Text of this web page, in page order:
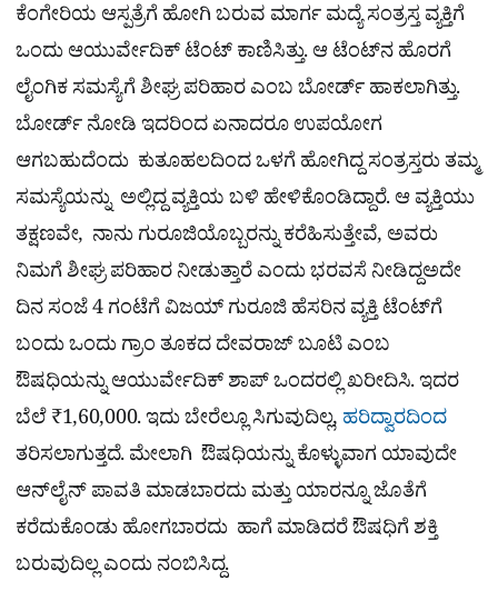
ಕೆಂಗೇರಿಯ ಆಸ್ಪತ್ರೆಗೆ ಹೋಗಿ ಬರುವ ಮಾರ್ಗ ಮದ್ಯೆ ಸಂತ್ರಸ್ತ ವ್ಯಕ್ತಿಗೆ
ಒಂದು ಆಯುರ್ವೇದಿಕ್​ ಟೆಂಟ್​ ಕಾಣಿಸಿತ್ತು. ಆ ಟೆಂಟ್‌ನ ಹೊರಗೆ
ಲೈಂಗಿಕ ಸಮಸ್ಯೆಗೆ ಶೀಘ್ರ ಪರಿಹಾರ ಎಂಬ ಬೋರ್ಡ್ ಹಾಕಲಾಗಿತ್ತು.
ಬೋರ್ಡ್ ನೋಡಿ ಇದರಿಂದ ಏನಾದರೂ ಉಪಯೋಗ
ಆಗಬಹುದೆಂದು ಕುತೂಹಲದಿಂದ ಒಳಗೆ ಹೋಗಿದ್ದ ಸಂತ್ರಸ್ತರು ತಮ್ಮ
ಸಮಸ್ಯೆಯನ್ನು ಅಲ್ಲಿದ್ದ ವ್ಯಕ್ತಿಯ ಬಳಿ ಹೇಳಿಕೊಂಡಿದ್ದಾರೆ. ಆ ವ್ಯಕ್ತಿಯು
ತಕ್ಷಣವೇ, ನಾನು ಗುರೂಜಿಯೊಬ್ಬರನ್ನು ಕರೆಹಿಸುತ್ತೇವೆ, ಅವರು
ನಿಮಗೆ ಶೀಘ್ರ ಪರಿಹಾರ ನೀಡುತ್ತಾರೆ ಎಂದು ಭರವಸೆ ನೀಡಿದ್ದಅದೇ
ದಿನ ಸಂಜೆ 4 ಗಂಟೆಗೆ ವಿಜಯ್ ಗುರೂಜಿ ಹೆಸರಿನ ವ್ಯಕ್ತಿ ಟೆಂಟ್​ಗೆ
ಬಂದು ಒಂದು ಗ್ರಾಂ ತೂಕದ ದೇವರಾಜ್ ಬೂಟಿ ಎಂಬ
ಔಷಧಿಯನ್ನು ಆಯುರ್ವೇದಿಕ್ ಶಾಪ್‌ ಒಂದರಲ್ಲಿ ಖರೀದಿಸಿ. ಇದರ
ಬೆಲೆ ₹1,60,000. ಇದು ಬೇರೆಲ್ಲೂ ಸಿಗುವುದಿಲ್ಲ, ಹರಿದ್ವಾರದಿಂದ
ತರಿಸಲಾಗುತ್ತದೆ. ಮೇಲಾಗಿ ಔಷಧಿಯನ್ನು ಕೊಳ್ಳುವಾಗ ಯಾವುದೇ
ಆನ್‌ಲೈನ್ ಪಾವತಿ ಮಾಡಬಾರದು ಮತ್ತು ಯಾರನ್ನೂ ಜೊತೆಗೆ
ಕರೆದುಕೊಂಡು ಹೋಗಬಾರದು ಹಾಗೆ ಮಾಡಿದರೆ ಔಷಧಿಗೆ ಶಕ್ತಿ
ಬರುವುದಿಲ್ಲ ಎಂದು ನಂಬಿಸಿದ್ದ.